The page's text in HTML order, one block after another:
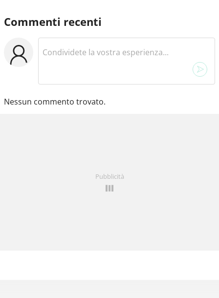
Commenti recenti
Nessun commento trovato.
Pubblicità